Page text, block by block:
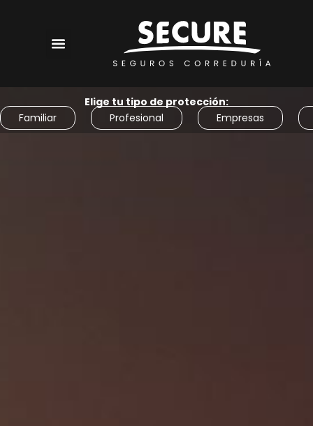
Elige tu tipo de protección:
Familiar
Profesional Empresas